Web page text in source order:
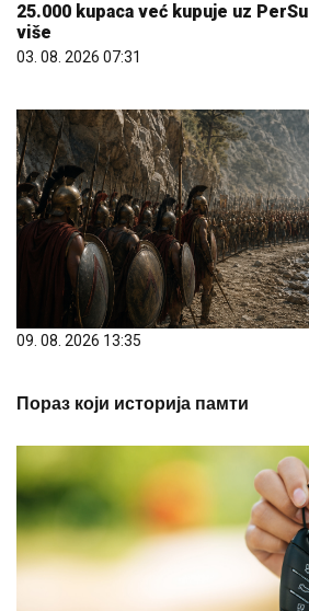
25.000 kupaca već kupuje uz
više
03. 08. 2026 07:31
09. 08. 2026 13:35
Пораз који историја памти